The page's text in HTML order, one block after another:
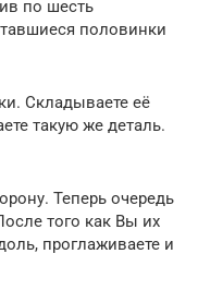
по шесть
половинки
Складываете её
такую же деталь.
Теперь очередь
того как Вы их
проглаживаете и